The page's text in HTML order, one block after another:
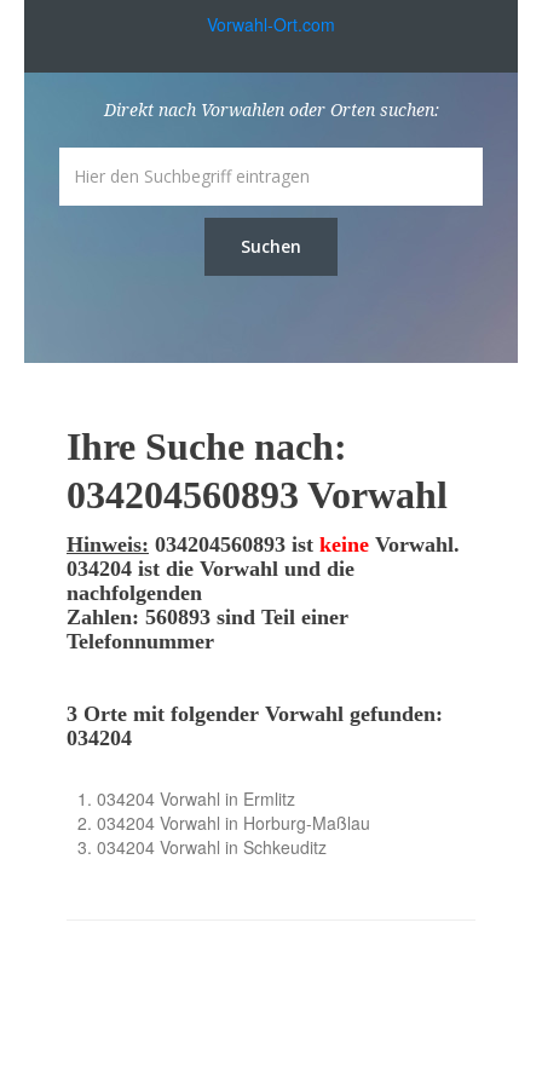
Vorwahl-Ort.com
Direkt nach Vorwahlen oder Orten suchen:
Suchen
Ihre Suche nach:
034204560893 Vorwahl
Hinweis: 034204560893 ist keine Vorwahl.
034204 ist die Vorwahl und die
nachfolgenden
Zahlen: 560893 sind Teil einer
Telefonnummer
3 Orte mit folgender Vorwahl gefunden:
034204
034204 Vorwahl in Ermlitz
034204 Vorwahl in Horburg-Maßlau
034204 Vorwahl in Schkeuditz